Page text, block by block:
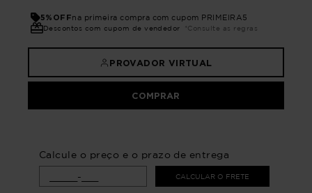
5%OFFna primeira compra com cupom PRIMEIRA5
Descontos com cupom de vendedor *Consulte as regras
PROVADOR VIRTUAL
COMPRAR
Calcule o preço e o prazo de entrega
CALCULAR O FRETE